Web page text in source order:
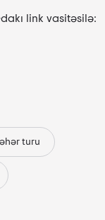
link vasitəsilə:
turu